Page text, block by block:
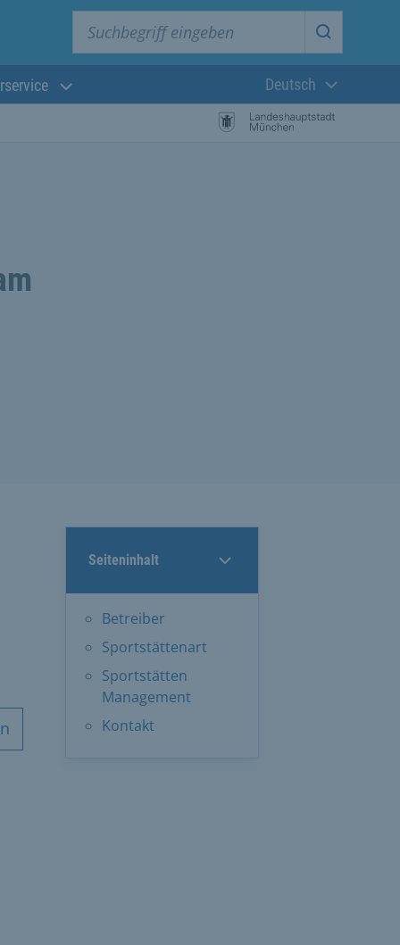
Suche
Aktuelle
Deutsch
Seiteninhalt
Betreiber
Sportstättenart
Sportstätten
Management
Kontakt